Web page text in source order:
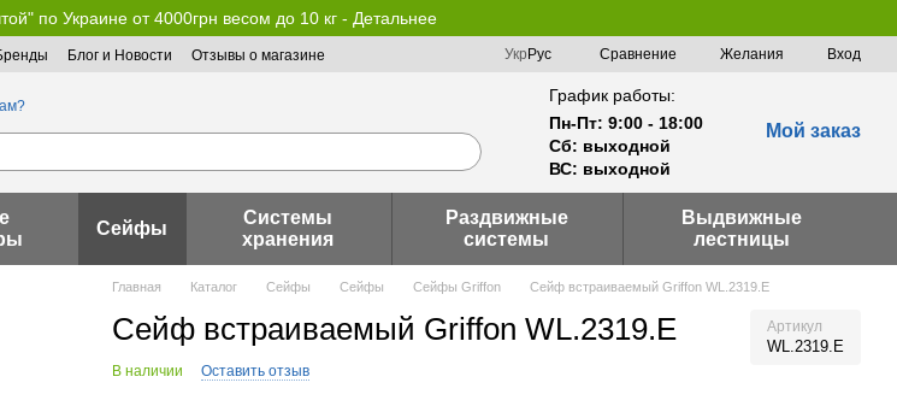
по Украине от 4000грн весом до 10 кг - Детальнее
Блог и Новости
Отзывы о магазине
Укр Рус Сравнение Желания Вход
График работы:
Пн-Пт: 9:00 - 18:00
Сб: выходной
ВС: выходной
Мой заказ
Сейфы
Системы
хранения
Раздвижные
системы
Выдвижные
лестницы
Главная Каталог Сейфы Сейфы Сейфы Griffon Сейф встраиваемый Griffon WL.2319.E
Сейф встраиваемый Griffon WL.2319.E Артикул
WL.2319.E
В наличии Оставить отзыв